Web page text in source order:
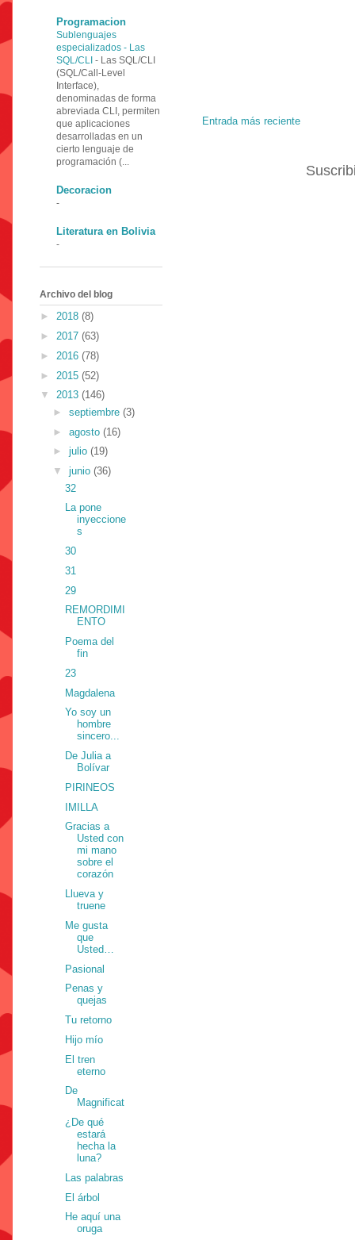
Entrada más reciente
Programacion
Sublenguajes
especializados - Las
SQL/CLI - Las SQL/CLI
(SQL/Call-Level
Interface),
denominadas de forma
abreviada CLI, permiten
que aplicaciones
desarrolladas en un
cierto lenguaje de
programación (...
Decoracion
-
Literatura en Bolivia
-
Archivo del blog
► 2018 (8)
► 2017 (63)
► 2016 (78)
► 2015 (52)
▼ 2013 (146)
► septiembre (3)
► agosto (16)
► julio (19)
▼ junio (36)
32
La pone
inyeccione
s
30
31
29
REMORDIMI
ENTO
Poema del
fin
23
Magdalena
Yo soy un
hombre
sincero...
De Julia a
Bolívar
PIRINEOS
IMILLA
Gracias a
Usted con
mi mano
sobre el
corazón
Llueva y
truene
Me gusta
que
Usted…
Pasional
Penas y
quejas
Tu retorno
Hijo mío
El tren
eterno
De
Magnificat
¿De qué
estará
hecha la
luna?
Las palabras
El árbol
He aquí una
oruga